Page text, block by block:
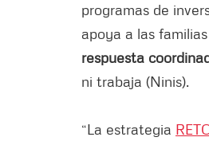
programas de
apoya a las
respuesta
ni trabaja (Ninis).
“La estrategia